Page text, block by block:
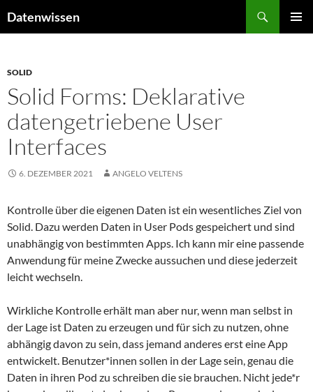
Inhalt
Datenwissen
SOLID
Solid Forms: Deklarative
datengetriebene User
Interfaces
6. DEZEMBER 2021 ANGELO VELTENS
Kontrolle über die eigenen Daten ist ein wesentliches Ziel von
Solid. Dazu werden Daten in User Pods gespeichert und sind
unabhängig von bestimmten Apps. Ich kann mir eine passende
Anwendung für meine Zwecke aussuchen und diese jederzeit
leicht wechseln.
Wirkliche Kontrolle erhält man aber nur, wenn man selbst in
der Lage ist Daten zu erzeugen und für sich zu nutzen, ohne
abhängig davon zu sein, dass jemand anderes erst eine App
entwickelt. Benutzer*innen sollen in der Lage sein, genau die
Daten in ihren Pod zu schreiben die sie brauchen. Nicht jede*r